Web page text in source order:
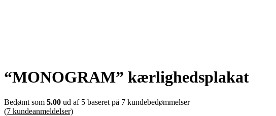
“MONOGRAM” kærlighedsplakat
Bedømt som 5.00 ud af 5 baseret på 7 kundebedømmelser
(7 kundeanmeldelser)